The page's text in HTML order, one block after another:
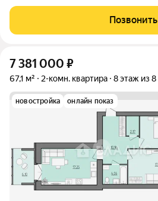
Соседи:
Позвонить
7 381 000 ₽
67,1 м² 2-комн. квартира 8 этаж из 8
новостройка онлайн показ